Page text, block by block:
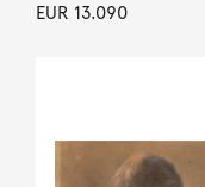
EUR 13.090